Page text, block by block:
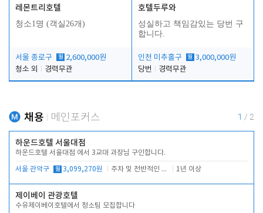
레몬트리호텔
청소1명 (객실26개)
서울 종로구 월 2,600,000원
청소 외
경력무관
호텔두루와
성실하고 책임감있는 당번 구
합니다.
인천 미추홀구 월 3,000,000원
당번
경력무관
채용 메인포커스 1 / 2
하운드호텔 서울대점
하운드호텔 서울대점 에서 3교대 과장님 구인합니다.
서울 관악구 월 3,099,270원 주차 및 전반적인 당번업무 1년 이상
제이베이 관광호텔
수유제이베이호텔에서 청소팀 모집합니다